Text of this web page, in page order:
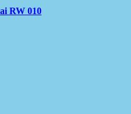
RW 010